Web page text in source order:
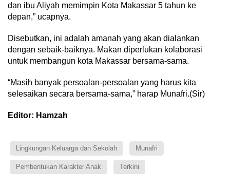
dan ibu Aliyah memimpin Kota Makassar 5 tahun ke
depan,” ucapnya.
Disebutkan, ini adalah amanah yang akan dialankan
dengan sebaik-baiknya. Makan diperlukan kolaborasi
untuk membangun kota Makassar bersama-sama.
“Masih banyak persoalan-persoalan yang harus kita
selesaikan secara bersama-sama,” harap Munafri.(Sir)
Editor: Hamzah
Lingkungan Keluarga dan Sekolah Munafri
Pembentukan Karakter Anak Terkini